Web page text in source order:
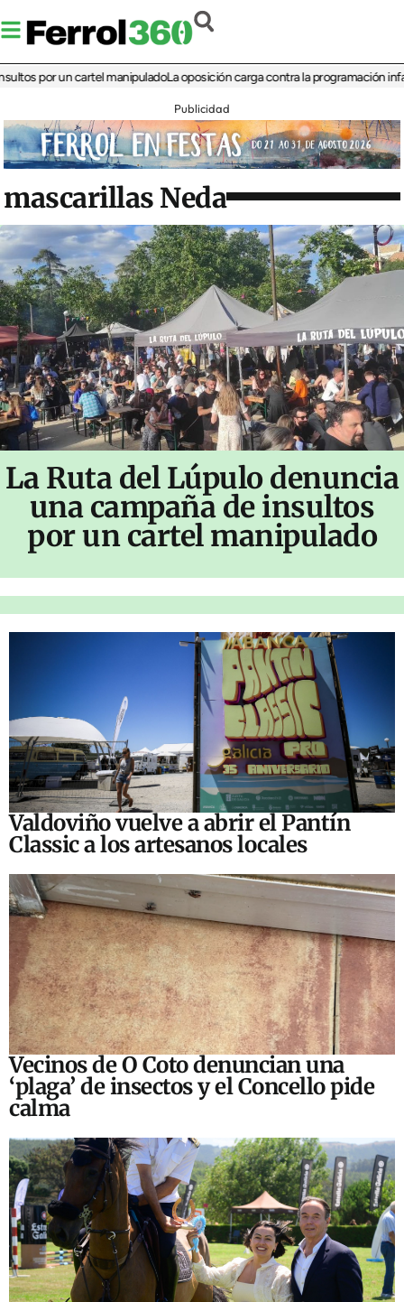
por un cartel manipuladoLa oposición carga contra la programación infantil
Publicidad
mascarillas Neda
La Ruta del Lúpulo denuncia
una campaña de insultos
por un cartel manipulado
Valdoviño vuelve a abrir el Pantín
Classic a los artesanos locales
Vecinos de O Coto denuncian una
‘plaga’ de insectos y el Concello pide
calma